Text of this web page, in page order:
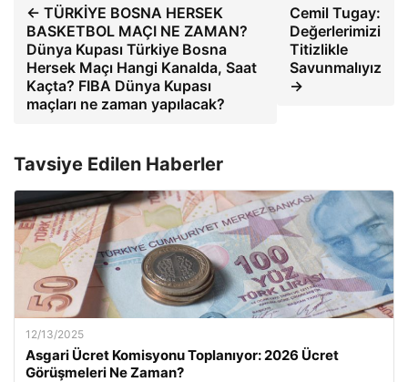
← TÜRKİYE BOSNA HERSEK
BASKETBOL MAÇI NE ZAMAN?
Dünya Kupası Türkiye Bosna
Hersek Maçı Hangi Kanalda, Saat
Kaçta? FIBA Dünya Kupası
maçları ne zaman yapılacak?
Cemil Tugay:
Değerlerimizi
Titizlikle
Savunmalıyız
→
Tavsiye Edilen Haberler
12/13/2025
Asgari Ücret Komisyonu Toplanıyor: 2026 Ücret
Görüşmeleri Ne Zaman?